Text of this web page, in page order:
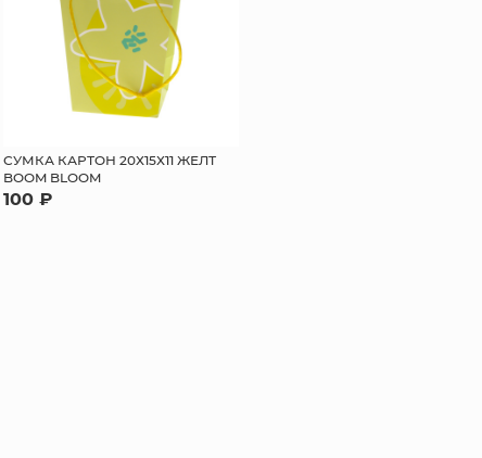
СУМКА КАРТОН 20Х15Х11 ЖЕЛТ
BOOM BLOOM
100 ₽